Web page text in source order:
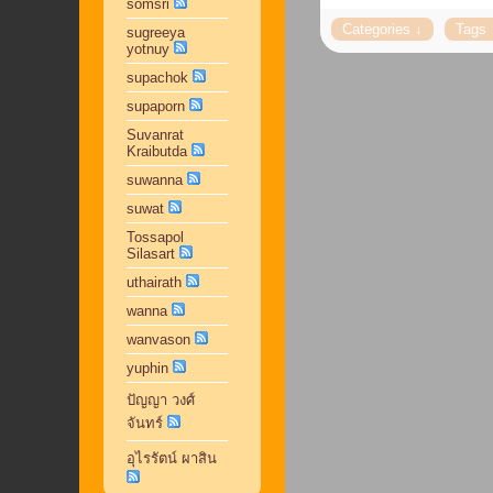
somsri
sugreeya
yotnuy
supachok
supaporn
Suvanrat
Kraibutda
suwanna
suwat
Tossapol
Silasart
uthairath
wanna
wanvason
yuphin
ปัญญา วงศ์
จันทร์
อุไรรัตน์ ผาสิน